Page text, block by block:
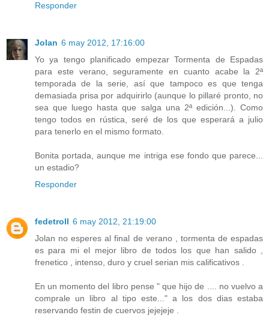
Responder
Jolan 6 may 2012, 17:16:00
Yo ya tengo planificado empezar Tormenta de Espadas
para este verano, seguramente en cuanto acabe la 2ª
temporada de la serie, así que tampoco es que tenga
demasiada prisa por adquirirlo (aunque lo pillaré pronto, no
sea que luego hasta que salga una 2ª edición...). Como
tengo todos en rústica, seré de los que esperará a julio
para tenerlo en el mismo formato.
Bonita portada, aunque me intriga ese fondo que parece...
un estadio?
Responder
fedetroll 6 may 2012, 21:19:00
Jolan no esperes al final de verano , tormenta de espadas
es para mi el mejor libro de todos los que han salido ,
frenetico , intenso, duro y cruel serian mis calificativos .
En un momento del libro pense " que hijo de .... no vuelvo a
comprale un libro al tipo este..." a los dos dias estaba
reservando festin de cuervos jejejeje .